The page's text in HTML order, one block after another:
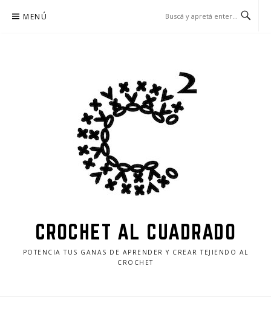
MENÚ
CROCHET AL CUADRADO
POTENCIA TUS GANAS DE APRENDER Y CREAR TEJIENDO AL
CROCHET